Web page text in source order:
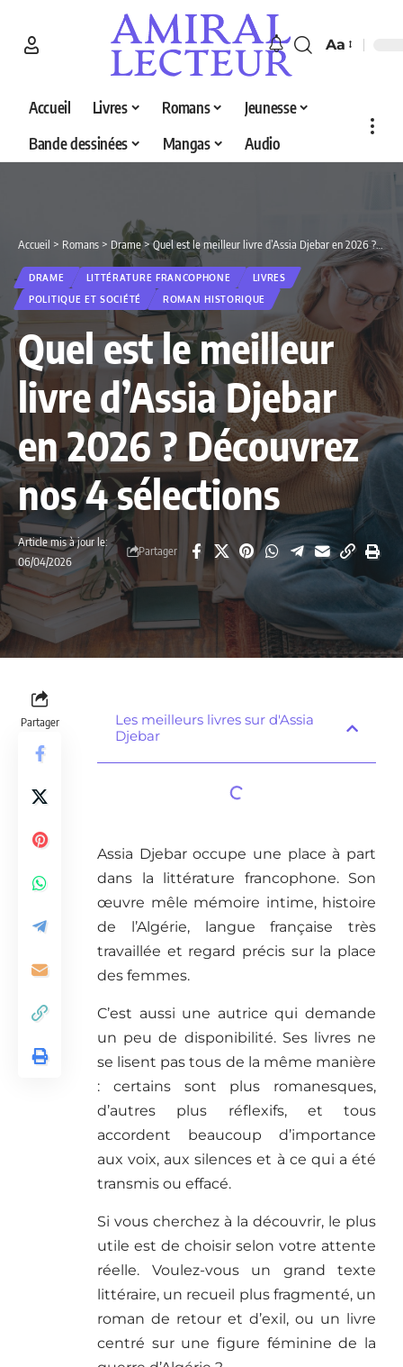
Aa
Accueil Livres Romans
Jeunesse
Bande dessinées
Mangas Audio
Accueil > Romans > Drame>Quel est le meilleur livre d’Assia Djebar en 2026 ? Découvrez nos 4 sélections
DRAME LITTÉRATURE FRANCOPHONE
LIVRES
POLITIQUE ET SOCIÉTÉ
ROMAN HISTORIQUE
Quel est le meilleur
livre d’Assia Djebar
en 2026 ? Découvrez
nos 4 sélections
Article mis à jour le:
06/04/2026
Partager
Partager
Les meilleurs livres sur d'Assia
Djebar
Assia Djebar occupe une place à part
dans la littérature francophone. Son
œuvre mêle mémoire intime, histoire
de l’Algérie, langue française très
travaillée et regard précis sur la place
des femmes.
C’est aussi une autrice qui demande
un peu de disponibilité. Ses livres ne
se lisent pas tous de la même manière
: certains sont plus romanesques,
d’autres plus réflexifs, et tous
accordent beaucoup d’importance
aux voix, aux silences et à ce qui a été
transmis ou effacé.
Si vous cherchez à la découvrir, le plus
utile est de choisir selon votre attente
réelle. Voulez-vous un grand texte
littéraire, un recueil plus fragmenté, un
roman de retour et d’exil, ou un livre
centré sur une figure féminine de la